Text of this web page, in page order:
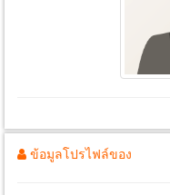
ข้อมูลโปรไฟล์ของ